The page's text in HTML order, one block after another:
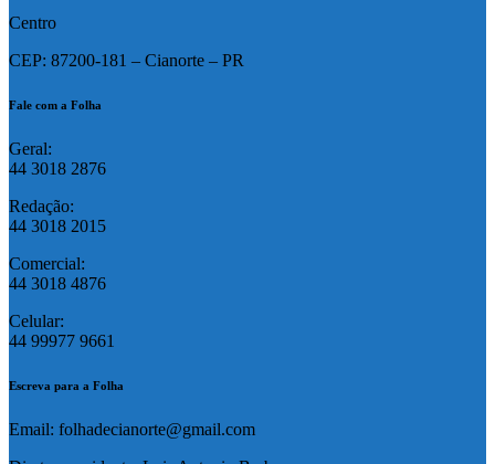
Centro
CEP: 87200-181 – Cianorte – PR
Fale com a Folha
Geral:
44 3018 2876
Redação:
44 3018 2015
Comercial:
44 3018 4876
Celular:
44 99977 9661
Escreva para a Folha
Email: folhadecianorte@gmail.com